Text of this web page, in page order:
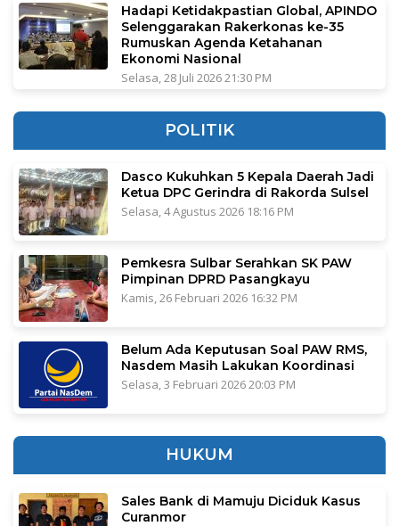
Hadapi Ketidakpastian Global, APINDO
Selenggarakan Rakerkonas ke-35
Rumuskan Agenda Ketahanan
Ekonomi Nasional
Selasa, 28 Juli 2026 21:30 PM
POLITIK
Dasco Kukuhkan 5 Kepala Daerah Jadi
Ketua DPC Gerindra di Rakorda Sulsel
Selasa, 4 Agustus 2026 18:16 PM
Pemkesra Sulbar Serahkan SK PAW
Pimpinan DPRD Pasangkayu
Kamis, 26 Februari 2026 16:32 PM
Belum Ada Keputusan Soal PAW RMS,
Nasdem Masih Lakukan Koordinasi
Selasa, 3 Februari 2026 20:03 PM
HUKUM
Sales Bank di Mamuju Diciduk Kasus
Curanmor